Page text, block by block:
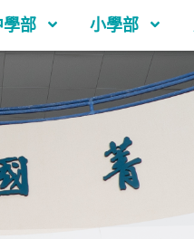
學部 小學部